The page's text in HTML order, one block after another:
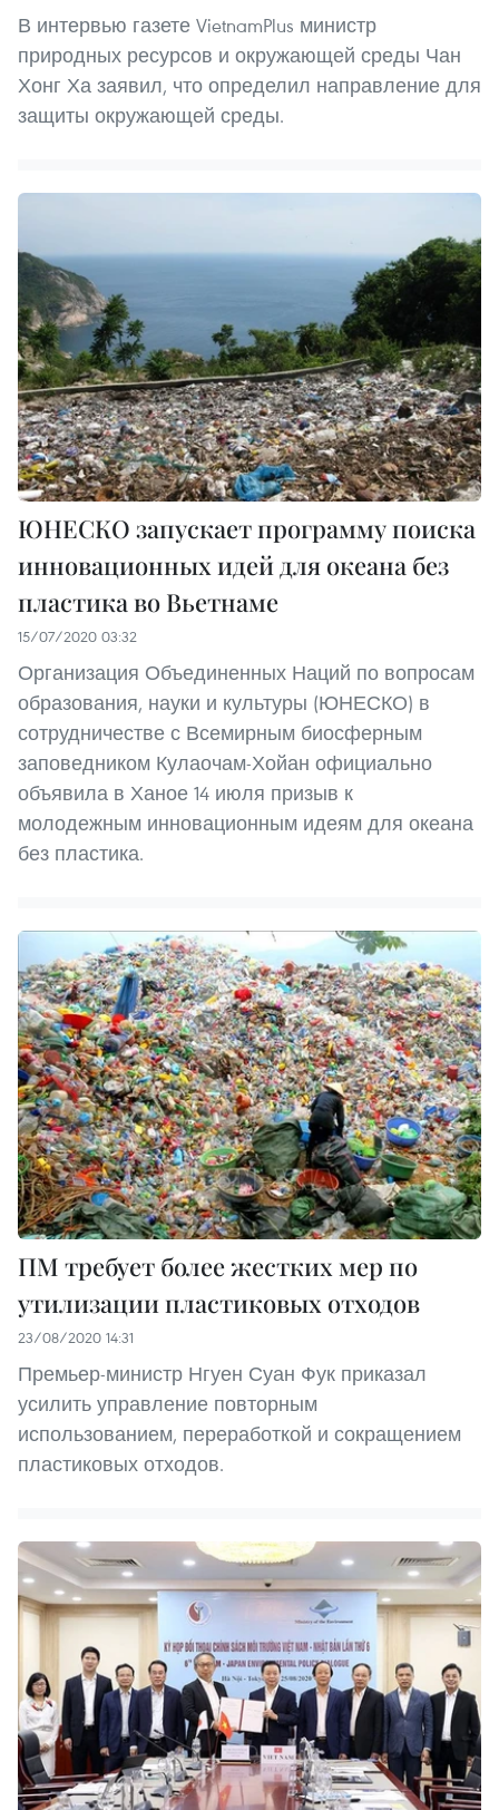
В интервью газете VietnamPlus министр
природных ресурсов и окружающей среды Чан
Хонг Ха заявил, что определил направление для
защиты окружающей среды.
ЮНЕСКО запускает программу поиска
инновационных идей для океана без
пластика во Вьетнаме
15/07/2020 03:32
Организация Объединенных Наций по вопросам
образования, науки и культуры (ЮНЕСКО) в
сотрудничестве с Всемирным биосферным
заповедником Кулаочам-Хойан официально
объявила в Ханое 14 июля призыв к
молодежным инновационным идеям для океана
без пластика.
ПМ требует более жестких мер по
утилизации пластиковых отходов
23/08/2020 14:31
Премьер-министр Нгуен Суан Фук приказал
усилить управление повторным
использованием, переработкой и сокращением
пластиковых отходов.